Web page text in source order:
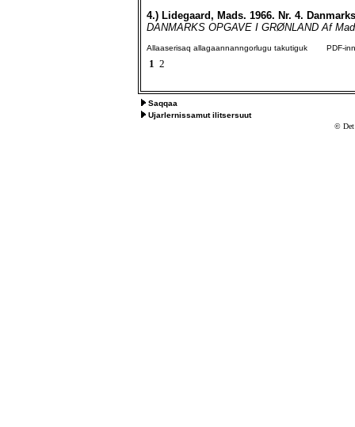
4.) Lidegaard, Mads. 1966. Nr. 4.
DANMARKS OPGAVE I GRØNLAND Af
Allaaserisaq allagaannanngorlugu takutiguk PDF-
1 2
Saqqaa
Ujarlernissamut ilitsersuut
© Det